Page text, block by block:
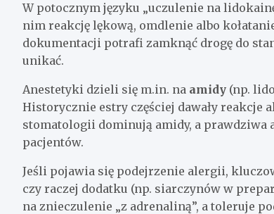
W potocznym języku „uczulenie na
nim reakcję lękową, omdlenie albo
dokumentacji potrafi zamknąć drogę do
unikać.
Anestetyki dzieli się m.in. na amidy (np.
Historycznie estry częściej dawały reakcje
stomatologii dominują amidy, a prawdziwa
pacjentów.
Jeśli pojawia się podejrzenie alergii,
czy raczej dodatku (np. siarczynów w
na znieczulenie „z adrenaliną”, a toleruje